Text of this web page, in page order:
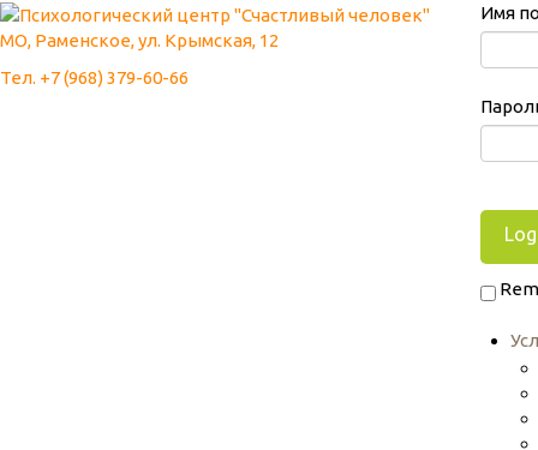
МО, Раменское, ул. Крымская, 12
Тел. +7 (968) 379-60-66
Имя